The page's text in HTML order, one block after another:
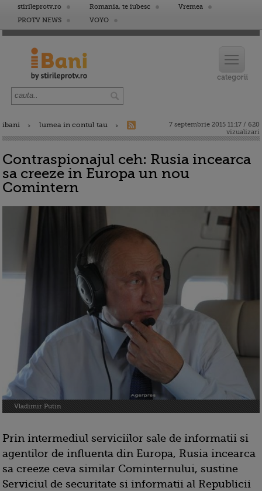
stirileprotv.ro Romania, te iubesc
Vremea
PROTV NEWS
VOYO
ibani lumea in contul tau
7 septembrie 2015 11:17 / 620
vizualizari
Contraspionajul ceh: Rusia incearca
sa creeze in Europa un nou
Comintern
Vladimir Putin
Prin intermediul serviciilor sale de informatii si
agentilor de influenta din Europa, Rusia incearca
sa creeze ceva similar Cominternului, sustine
Serviciul de securitate si informatii al Republicii